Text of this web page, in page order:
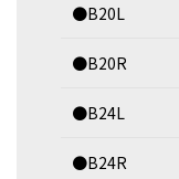
●B20L
●B20R
●B24L
●B24R